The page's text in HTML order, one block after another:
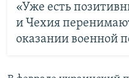
«Уже есть
и Чехия
оказании военной